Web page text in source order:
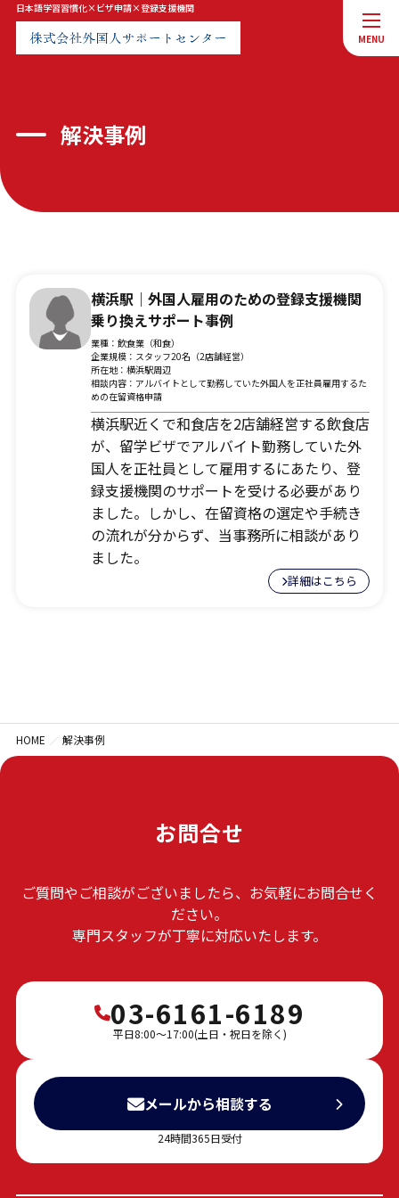
日本語学習習慣化×ビザ申請×登録支援機関
MENU
解決事例
横浜駅｜外国人雇用のための登録支援機関
乗り換えサポート事例
業種：飲食業（和食）
企業規模：スタッフ20名（2店舗経営）
所在地：横浜駅周辺
相談内容：アルバイトとして勤務していた外国人を正社員雇用するた
めの在留資格申請
横浜駅近くで和食店を2店舗経営する飲食店
が、留学ビザでアルバイト勤務していた外
国人を正社員として雇用するにあたり、登
録支援機関のサポートを受ける必要があり
ました。しかし、在留資格の選定や手続き
の流れが分からず、当事務所に相談があり
ました。
詳細はこちら
HOME 解決事例
お問合せ
ご質問やご相談がございましたら、お気軽にお問合せく
ださい。
専門スタッフが丁寧に対応いたします。
03-6161-6189
平日8:00～17:00(土日・祝日を除く)
メールから相談する
24時間365日受付
サービス案内
お知らせ
お問合せ
ご質問やご相談がございましたら、お気軽にお問合せく
ださい。
専門スタッフが丁寧に対応いたします。
03-6161-6189
平日8:00～17:00(土日・祝日を除く)
【日本語学習習慣化】全国対応